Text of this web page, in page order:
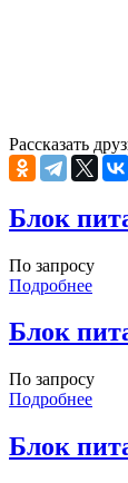
Рассказать
Блок
По запросу
Подробнее
Блок
По запросу
Подробнее
Блок